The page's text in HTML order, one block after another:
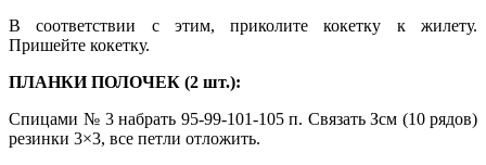
В соответствии с этим, приколите кокетку к жилету.
Пришейте кокетку.
ПЛАНКИ ПОЛОЧЕК (2 шт.):
Спицами № 3 набрать 95-99-101-105 п. Связать Зсм (10 рядов)
резинки 3×3, все петли отложить.